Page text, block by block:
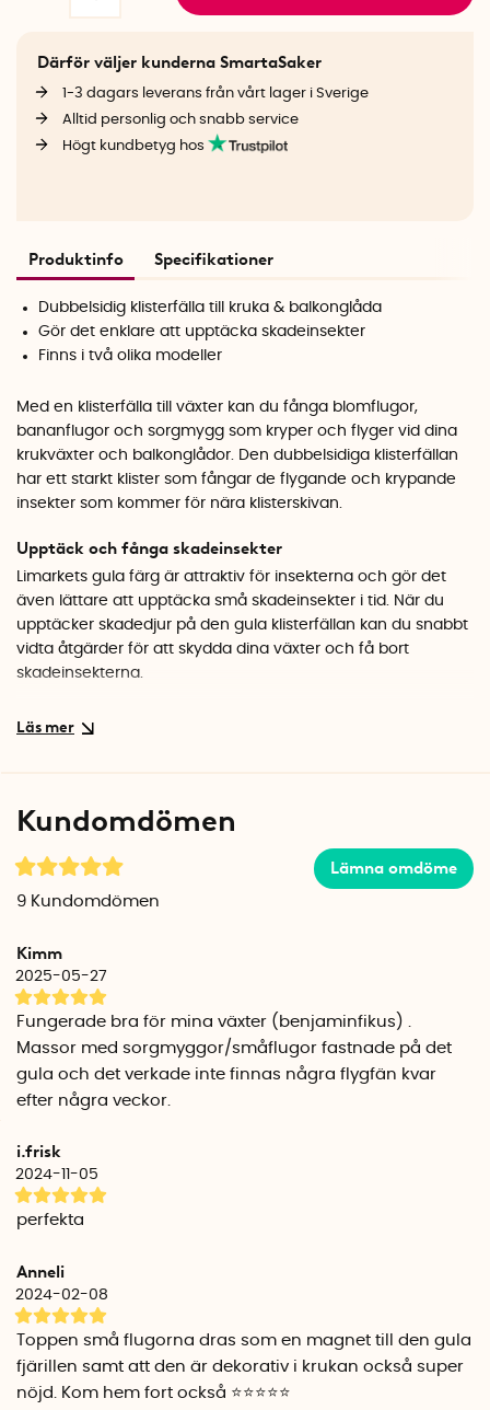
Därför väljer kunderna SmartaSaker
1-3 dagars leverans från vårt lager i Sverige
Alltid personlig och snabb service
Högt kundbetyg hos
Produktinfo Specifikationer
Dubbelsidig klisterfälla till kruka & balkonglåda
Gör det enklare att upptäcka skadeinsekter
Finns i två olika modeller
Med en klisterfälla till växter kan du fånga blomflugor,
bananflugor och sorgmygg som kryper och flyger vid dina
krukväxter och balkonglådor. Den dubbelsidiga klisterfällan
har ett starkt klister som fångar de flygande och krypande
insekter som kommer för nära klisterskivan.
Upptäck och fånga skadeinsekter
Limarkets gula färg är attraktiv för insekterna och gör det
även lättare att upptäcka små skadeinsekter i tid. När du
upptäcker skadedjur på den gula klisterfällan kan du snabbt
vidta åtgärder för att skydda dina växter och få bort
skadeinsekterna.
Lätt att använda
limarket när det är fullt med flugor och insekter.
Klisterfälla Rektangel
De rektangulära klisterskivorna levereras med hållare. Fäst
ett rektangulärt klisterark i en hållare och stick sedan ner
hållaren i jorden.
Mått rektangulärt klisterark: Höjd 14 cm x bredd 7 cm x djup
Mått hållare: 13 cm x 0,5 cm x 2 mm
Antal klisterark per förpackning: 12 st
Antal hållare per förpackning: 12 st
Klisterfälla fjäril har ingen hållare. Du sticker istället ner den
spetsiga nederdelen direkt i jorden.
Mått: Höjd 13,5 cm x bredd 8,5 cm x djup 0,5 mm
Antal klisterark per förpackning: 12 st
Kundomdömen
Lämna omdöme
9 Kundomdömen
Kimm
2025-05-27
Fungerade bra för mina växter (benjaminfikus) .
Massor med sorgmyggor/småflugor fastnade på det
gula och det verkade inte finnas några flygfän kvar
efter några veckor.
i.frisk
2024-11-05
perfekta
Anneli
2024-02-08
Toppen små flugorna dras som en magnet till den gula
fjärillen samt att den är dekorativ i krukan också super
nöjd. Kom hem fort också ⭐️⭐️⭐️⭐️⭐️